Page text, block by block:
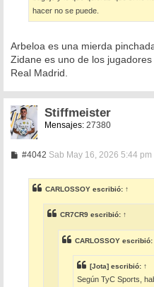
hacer no se puede.
Arbeloa es una mierda
Zidane es uno de los
Real Madrid.
Stiffmeister
Mensajes: 27380
#4042M
a
j
e
Sab May 16, 2026 5:44 pm
CARLOSSOY escribió: ↑
CR7CR9 escribió: ↑
CARLOSSOY escribió:
[Jota] escribió: ↑
Según TyC Sports,